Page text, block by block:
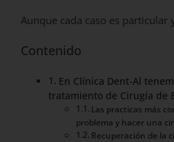
Aunque cada caso es particular
Contenido
En Clínica Dent-Al
tratamiento de Cirugía de
Las practicas más
problema y hacer una
Recuperación de la